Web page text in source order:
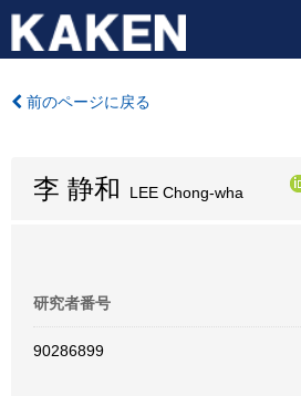
前のページに戻る
李 静和 LEE Chong-wha
研究者番号
90286899